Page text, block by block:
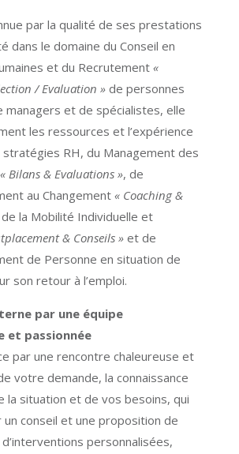
par la qualité de ses prestations
dans le domaine du Conseil en
et du Recrutement «
/ Evaluation »de personnes
managers et de spécialistes, elle
les ressources et l’expérience
stratégies RH, du Management des
« Bilans & Evaluations », de
au Changement « Coaching &
la Mobilité Individuelle et
& Conseils »et de
de Personne en situation de
son retour à l’emploi.
par une équipe
et passionnée
par une rencontre chaleureuse et
votre demande, la connaissance
la situation et de vos besoins, qui
conseil et une proposition de
personnalisées,